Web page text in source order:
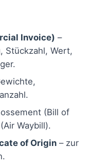
Invoice) –
Stückzahl, Wert,
(Bill of
Waybill).
of Origin – zur